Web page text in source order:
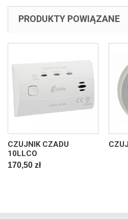
PRODUKTY POWIĄZANE
CZUJNIK CZADU
10LLCO
170,50 zł